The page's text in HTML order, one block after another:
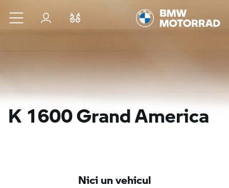
Sari la conținutul principal
Autentificare
K 1600 Grand America
Nici un vehicul